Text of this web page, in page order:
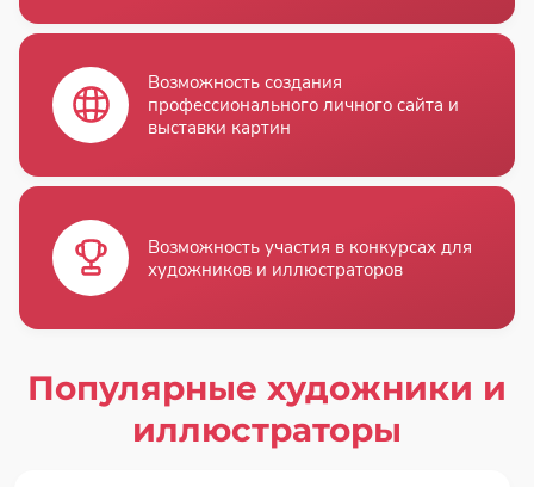
Возможность создания
профессионального личного сайта и
выставки картин
Возможность участия в конкурсах для
художников и иллюстраторов
Популярные художники и
иллюстраторы